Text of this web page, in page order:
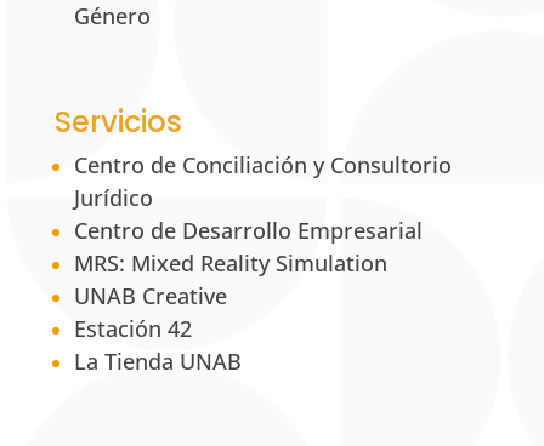
Género
Servicios
Centro de Conciliación y Consultorio
Jurídico
Centro de Desarrollo Empresarial
MRS: Mixed Reality Simulation
UNAB Creative
Estación 42
La Tienda UNAB